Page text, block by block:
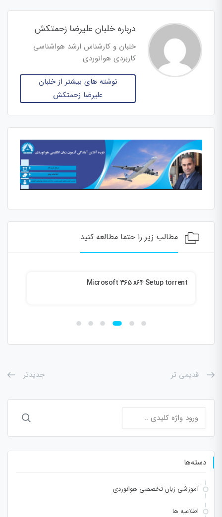
درباره خلبان علیرضا زحمتکش
خلبان و کارشناس ارشد هواشناسی
کاربردی هوانوردی
نوشته های بیشتر از خلبان
علیرضا زحمتکش
مطالب زیر را حتما مطالعه کنید
Microsoft 365 x64 Setup torrent
قدیمی تر جدیدتر
برای:
دسته‌ها
آموزشی زبان تخصصی هوانوردی
اطلاعیه ها